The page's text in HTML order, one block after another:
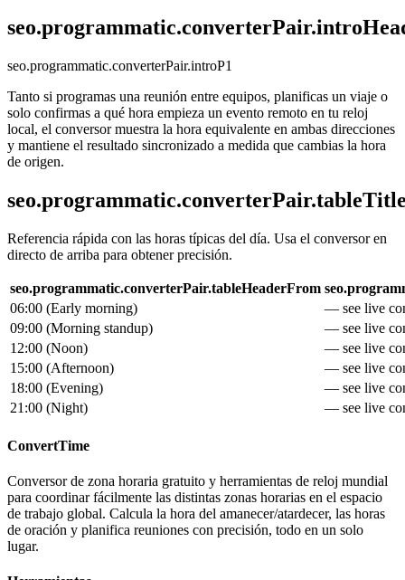
seo.programmatic.converterPair.introP1
Tanto si programas una reunión entre equipos, planificas un viaje o
solo confirmas a qué hora empieza un evento remoto en tu reloj
local, el conversor muestra la hora equivalente en ambas direcciones
y mantiene el resultado sincronizado a medida que cambias la hora
de origen.
Referencia rápida con las horas típicas del día. Usa el conversor en
directo de arriba para obtener precisión.
seo.programmatic.converterPair.tableHeaderFrom
06:00 (Early morning)
— see live
09:00 (Morning standup)
— see live
12:00 (Noon)
— see live
15:00 (Afternoon)
— see live
18:00 (Evening)
— see live
21:00 (Night) — see live
ConvertTime
Conversor de zona horaria gratuito y herramientas de reloj mundial
para coordinar fácilmente las distintas zonas horarias en el espacio
de trabajo global. Calcula la hora del amanecer/atardecer, las horas
de oración y planifica reuniones con precisión, todo en un solo
lugar.